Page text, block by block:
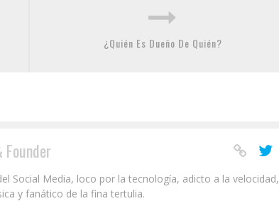
¿Quién Es Dueño De Quién?
Founder
Social Media, loco por la tecnología, adicto a la velocidad,
y fanático de la fina tertulia.